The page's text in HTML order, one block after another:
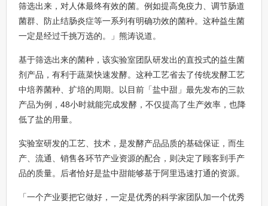
筛选出来，对人体最终有效的菌。例如提高免疫力、调节肠道
菌群、防止结肠炎症等一系列有明确功效的菌种。这种益生菌
一定是经过千挑万选的。」熊涛说道。
基于筛选出来的菌种，该实验室团队研发出的直投式的益生菌
剂产品，有利于蔬菜快速发酵。这种工艺省去了传统发酵工艺
中培养菌种、扩培的周期。以目前「盐中甜」最先发布的三款
产品为例，48小时就能完成发酵，不仅提高了生产效率，也降
低了盐的用量。
实验室研发的工艺、技术，是发酵产品品质的基础保证，而生
产、流通、销售各环节产业资源的配合，则决定了顾客到手产
品的质量。后者恰好是盐中甜能够基于阿里迅速打通的资源。
「一个产业要把它做好，一定是优秀的科学家团队加一个优秀